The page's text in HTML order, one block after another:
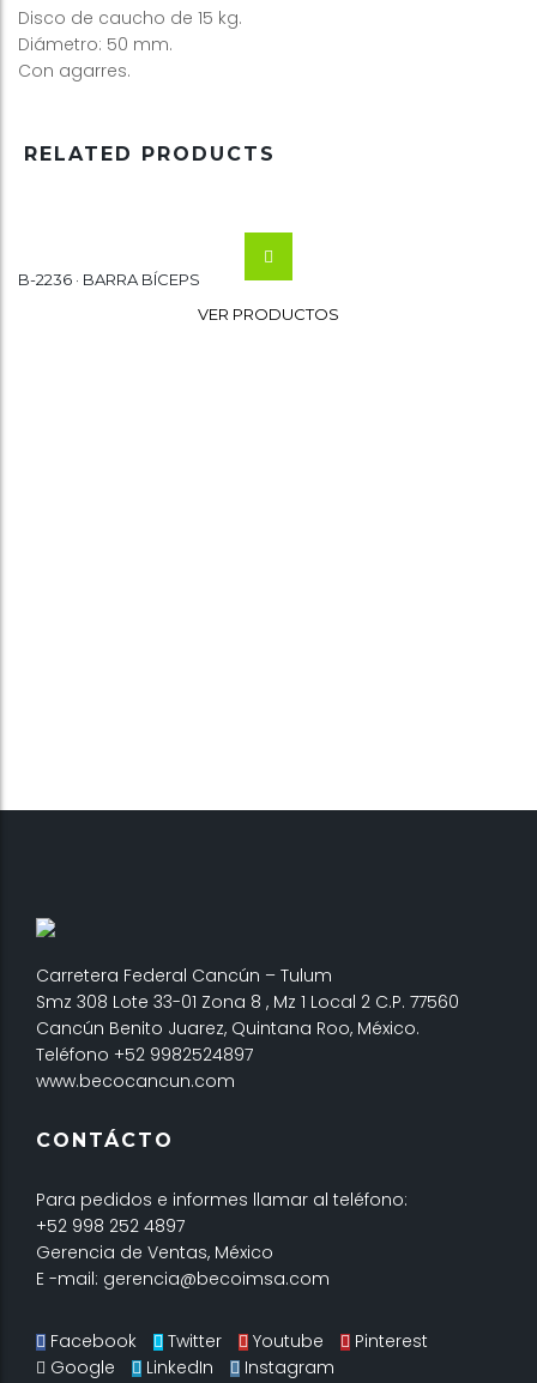
Disco de caucho de 15 kg.
Diámetro: 50 mm.
Con agarres.
RELATED PRODUCTS
Wishlist
VER PRODUCTOS
B-2236 · BARRA BÍCEPS
Carretera Federal Cancún – Tulum
Smz 308 Lote 33-01 Zona 8 , Mz 1 Local 2 C.P. 77560
Cancún Benito Juarez, Quintana Roo, México.
Teléfono +52 9982524897
www.becocancun.com
CONTÁCTO
Para pedidos e informes llamar al teléfono:
+52 998 252 4897
Gerencia de Ventas, México
E -mail: gerencia@becoimsa.com
Facebook Twitter Youtube
Pinterest
Google
LinkedIn Instagram